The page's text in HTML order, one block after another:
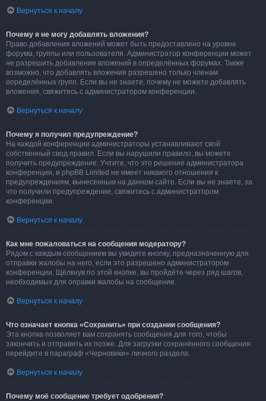
Вернуться к началу
Почему я не могу добавлять вложения?
Право добавления вложений может быть предоставлено на уровне
форума, группы или пользователя. Администратор конференции может
не разрешить добавление вложений в определённых форумах. Также
возможно, что добавлять вложения разрешено только членам
определённых групп. Если вы не знаете, почему не можете добавлять
вложения, свяжитесь с администратором конференции.
Вернуться к началу
Почему я получил предупреждение?
На каждой конференции администраторы устанавливают свой
собственный свод правил. Если вы нарушили правило, вы можете
получить предупреждение. Учтите, что это решение администратора
конференции, и phpBB Limited не имеет никакого отношения к
предупреждениям, вынесенным на данном сайте. Если вы не знаете, за
что получили предупреждение, свяжитесь с администратором
конференции.
Вернуться к началу
Как мне пожаловаться на сообщения модератору?
Рядом с каждым сообщением вы увидите кнопку, предназначенную для
отправки жалобы на него, если это разрешено администратором
конференции. Щёлкнув по этой кнопке, вы пройдёте через ряд шагов,
необходимых для оправки жалобы на сообщение.
Вернуться к началу
Что означает кнопка «Сохранить» при создании сообщения?
Эта кнопка позволяет вам сохранять сообщения для того, чтобы
закончить и отправить их позже. Для загрузки сохранённого сообщения
перейдите в параграф «Черновики» личного раздела.
Вернуться к началу
Почему моё сообщение требует одобрения?